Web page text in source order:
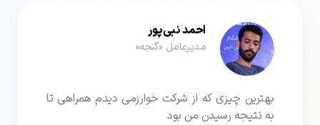
احمد نبی‌پور
مدیرعامل «گنجه»
بهترین چیزی که از شرکت خوارزمی دیدم همراهی تا
به نتیجه رسیدن من بود